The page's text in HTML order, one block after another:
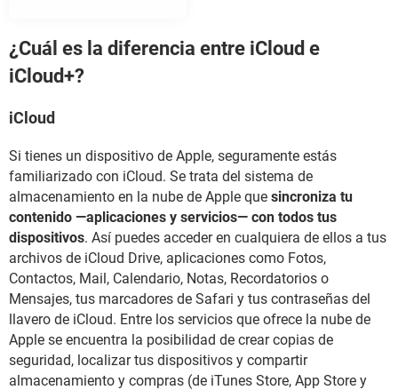
¿Cuál es la diferencia entre iCloud e
iCloud+?
iCloud
Si tienes un dispositivo de Apple, seguramente estás
familiarizado con iCloud. Se trata del sistema de
almacenamiento en la nube de Apple que sincroniza tu
contenido —aplicaciones y servicios— con todos tus
dispositivos. Así puedes acceder en cualquiera de ellos a tus
archivos de iCloud Drive, aplicaciones como Fotos,
Contactos, Mail, Calendario, Notas, Recordatorios o
Mensajes, tus marcadores de Safari y tus contraseñas del
llavero de iCloud. Entre los servicios que ofrece la nube de
Apple se encuentra la posibilidad de crear copias de
seguridad, localizar tus dispositivos y compartir
almacenamiento y compras (de iTunes Store, App Store y